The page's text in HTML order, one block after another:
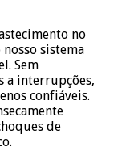
no
sistema
Sem
a interrupções,
confiáveis.
de